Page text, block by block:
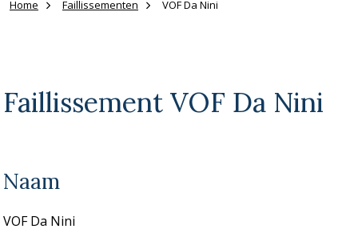
Home Faillissementen VOF Da Nini
Faillissement VOF Da Nini
Naam
VOF Da Nini